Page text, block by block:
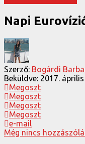
Napi
Szerző: Bogárdi
Beküldve: 2017.
Megoszt
Megoszt
Megoszt
Megoszt
e-mail
Még nincs